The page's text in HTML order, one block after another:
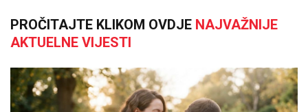
PROČITAJTE KLIKOM OVDJE NAJVAŽNIJE
AKTUELNE VIJESTI